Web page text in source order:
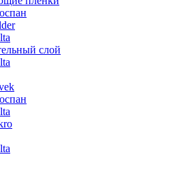
слой